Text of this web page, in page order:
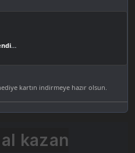
kartın indirmeye hazır olsun.
kazan